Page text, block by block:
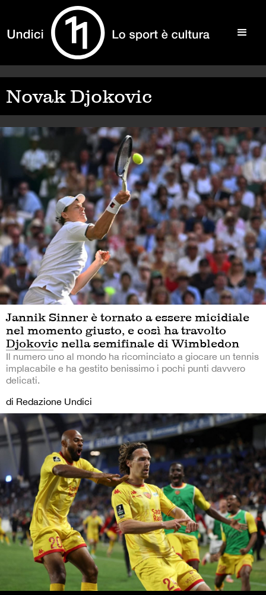
Novak Djokovic
Jannik Sinner è tornato a essere micidiale
nel momento giusto, e così ha travolto
Djokovic nella semifinale di Wimbledon
Il numero uno al mondo ha ricominciato a giocare un tennis
implacabile e ha gestito benissimo i pochi punti davvero
delicati.
di Redazione Undici